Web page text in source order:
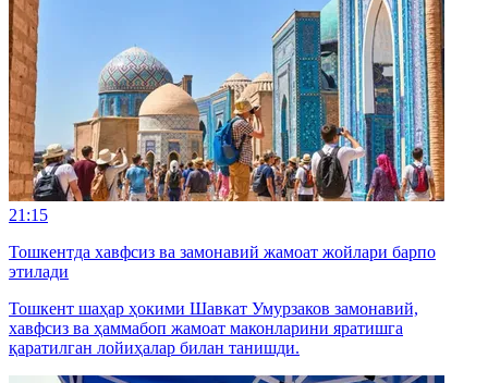
21:15
Тошкентда хавфсиз ва замонавий жамоат жойлари барпо
этилади
Тошкент шаҳар ҳокими Шавкат Умурзаков замонавий,
хавфсиз ва ҳаммабоп жамоат маконларини яратишга
қаратилган лойиҳалар билан танишди.